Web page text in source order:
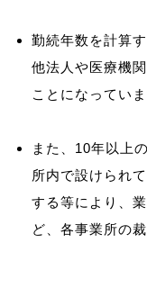
勤続年数を計算
他法人や医療機
ことになっていま
また、10年以上
所内で設けられ
する等により、
ど、各事業所の